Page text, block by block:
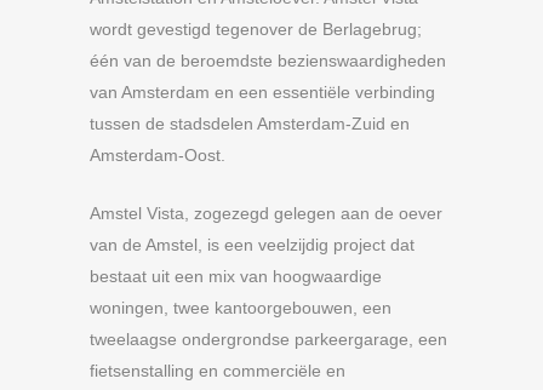
wordt gevestigd tegenover de Berlagebrug;
één van de beroemdste bezienswaardigheden
van Amsterdam en een essentiële verbinding
tussen de stadsdelen Amsterdam-Zuid en
Amsterdam-Oost.
Amstel Vista, zogezegd gelegen aan de oever
van de Amstel, is een veelzijdig project dat
bestaat uit een mix van hoogwaardige
woningen, twee kantoorgebouwen, een
tweelaagse ondergrondse parkeergarage, een
fietsenstalling en commerciële en